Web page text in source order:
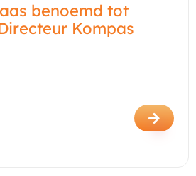
benoemd tot
Kompas